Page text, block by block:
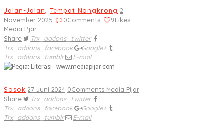
Jalan-Jalan Tempat Nongkrong 2
November 2025
0Comments 9Likes
Media Pijar
Share
Trx_addons_twitter
Trx_addons_facebook
Google+
Trx_addons_tumblr
E-mail
Sosok 27 Juni 2024 0Comments Media Pijar
Share
Trx_addons_twitter
Trx_addons_facebook
Google+
Trx_addons_tumblr
E-mail